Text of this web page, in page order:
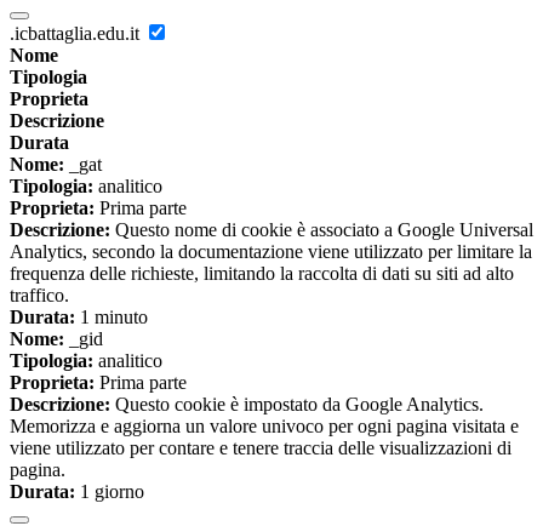
.icbattaglia.edu.it
Nome
Tipologia
Proprieta
Descrizione
Durata
Nome: _gat
Tipologia: analitico
Proprieta: Prima parte
Descrizione: Questo nome di cookie è associato a Google Universal
Analytics, secondo la documentazione viene utilizzato per limitare la
frequenza delle richieste, limitando la raccolta di dati su siti ad alto
traffico.
Durata: 1 minuto
Nome: _gid
Tipologia: analitico
Proprieta: Prima parte
Descrizione: Questo cookie è impostato da Google Analytics.
Memorizza e aggiorna un valore univoco per ogni pagina visitata e
viene utilizzato per contare e tenere traccia delle visualizzazioni di
pagina.
Durata: 1 giorno